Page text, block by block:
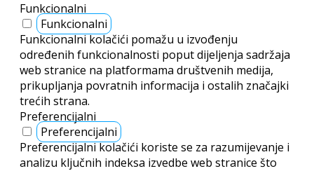
Funkcionalni
Funkcionalni
Funkcionalni kolačići pomažu u izvođenju
određenih funkcionalnosti poput dijeljenja sadržaja
web stranice na platformama društvenih medija,
prikupljanja povratnih informacija i ostalih značajki
trećih strana.
Preferencijalni
Preferencijalni
Preferencijalni kolačići koriste se za razumijevanje i
analizu ključnih indeksa izvedbe web stranice što